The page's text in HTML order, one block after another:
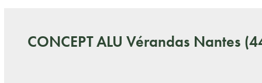
CONCEPT ALU Vérandas Nantes